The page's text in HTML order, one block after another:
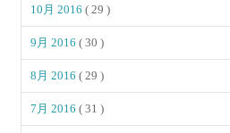
10月 2016( 29 )
9月 2016( 30 )
8月 2016( 29 )
7月 2016( 31 )